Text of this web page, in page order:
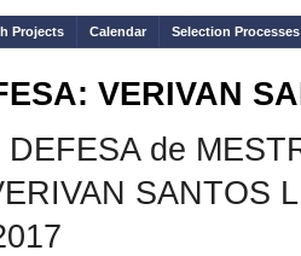
Projects Calendar Selection Processes
VERIVAN
de
SANTOS